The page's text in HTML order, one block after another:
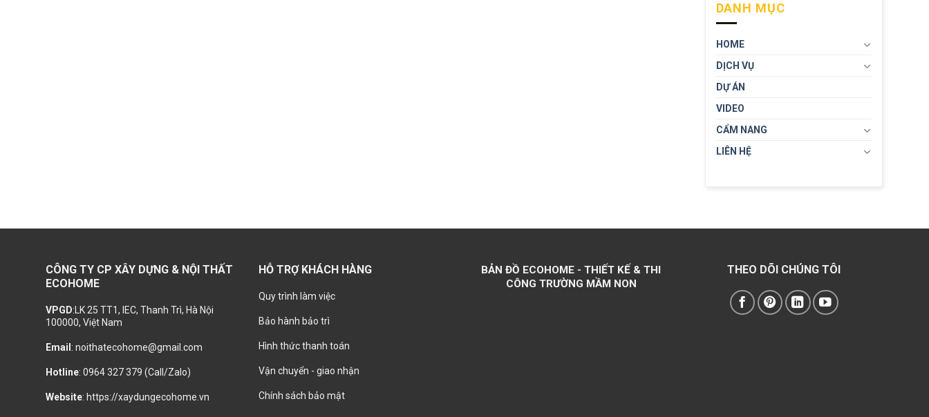
DANH MỤC
HOME
DỊCH VỤ
DỰ ÁN
VIDEO
CẨM NANG
LIÊN HỆ
CÔNG TY CP XÂY DỰNG & NỘI THẤT
ECOHOME
VPGD:LK 25 TT1, IEC, Thanh Trì, Hà Nội
100000, Việt Nam
Email : noithatecohome@gmail.com
Hotline: 0964 327 379 (Call/Zalo)
Website: https://xaydungecohome.vn
HỖ TRỢ KHÁCH HÀNG
Quy trình làm việc
Bảo hành bảo trì
Hình thức thanh toán
Vận chuyển - giao nhận
Chính sách bảo mật
BẢN ĐỒ ECOHOME - THIẾT KẾ & THI
CÔNG TRƯỜNG MẦM NON
THEO DÕI CHÚNG TÔI